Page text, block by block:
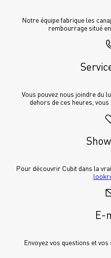
Notre équipe fabrique les
rembourrage situé
Vous pouvez nous joindre du
dehors de ces heures, vous
Pour découvrir Cubit dans la
E-
Envoyez vos questions et vos